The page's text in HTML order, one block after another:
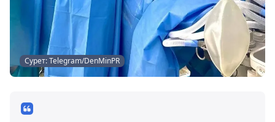
Сурет: Telegram/DenMinPR